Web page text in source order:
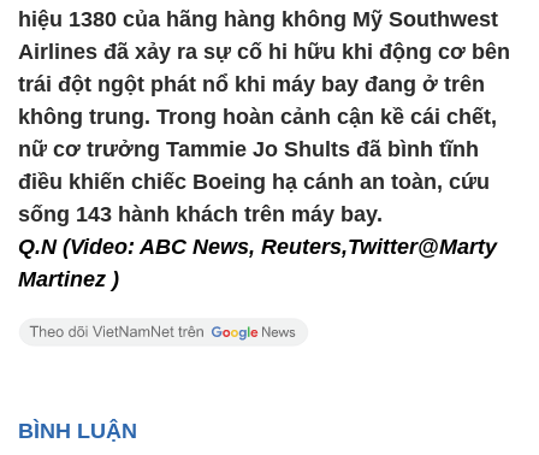
hiệu 1380 của hãng hàng không Mỹ Southwest
Airlines đã xảy ra sự cố hi hữu khi động cơ bên
trái đột ngột phát nổ khi máy bay đang ở trên
không trung. Trong hoàn cảnh cận kề cái chết,
nữ cơ trưởng Tammie Jo Shults đã bình tĩnh
điều khiến chiếc Boeing hạ cánh an toàn, cứu
sống 143 hành khách trên máy bay.
Q.N (Video: ABC News, Reuters,Twitter@Marty
Martinez )